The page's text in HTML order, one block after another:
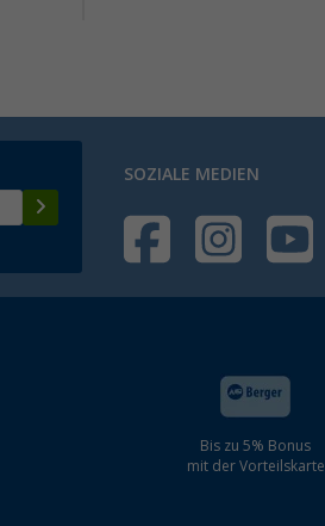
SOZIALE MEDIEN
Bis zu 5% Bonus
mit der Vorteilskarte